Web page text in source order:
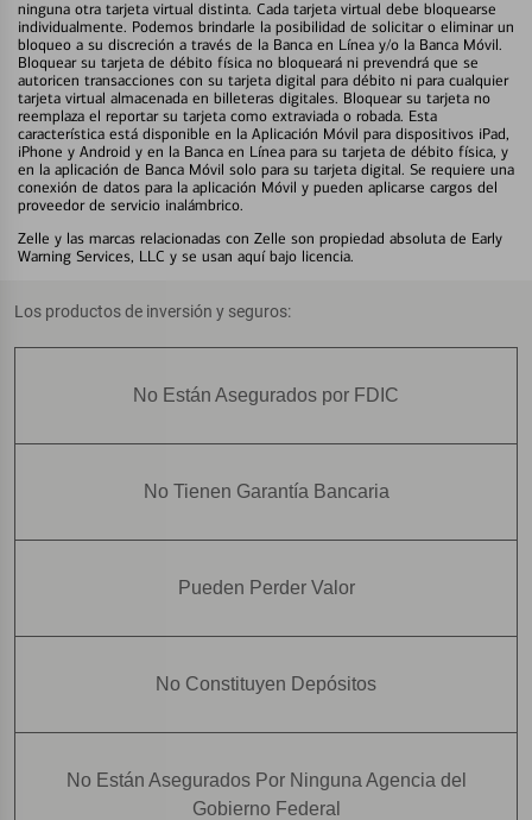
ninguna otra tarjeta virtual distinta. Cada tarjeta virtual debe bloquearse
individualmente. Podemos brindarle la posibilidad de solicitar o eliminar un
bloqueo a su discreción a través de la Banca en Línea y/o la Banca Móvil.
Bloquear su tarjeta de débito física no bloqueará ni prevendrá que se
autoricen transacciones con su tarjeta digital para débito ni para cualquier
tarjeta virtual almacenada en billeteras digitales. Bloquear su tarjeta no
reemplaza el reportar su tarjeta como extraviada o robada. Esta
característica está disponible en la Aplicación Móvil para dispositivos iPad,
iPhone y Android y en la Banca en Línea para su tarjeta de débito física, y
en la aplicación de Banca Móvil solo para su tarjeta digital. Se requiere una
conexión de datos para la aplicación Móvil y pueden aplicarse cargos del
proveedor de servicio inalámbrico.
Zelle y las marcas relacionadas con Zelle son propiedad absoluta de Early
Warning Services, LLC y se usan aquí bajo licencia.
Los productos de inversión y seguros:
No Están Asegurados por FDIC
No Tienen Garantía Bancaria
Pueden Perder Valor
No Constituyen Depósitos
No Están Asegurados Por Ninguna Agencia del
Gobierno Federal